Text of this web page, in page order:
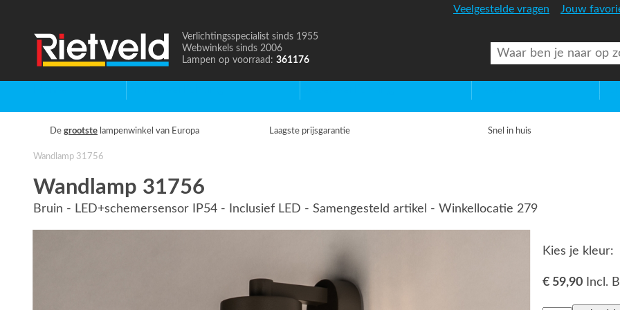
Veelgestelde vragen Jouw
Naar
de
Verlichtingsspecialist sinds 1955
Webwinkels sinds 2006
Lampen op voorraad: 361176
De grootste lampenwinkel van Europa Laagste prijsgarantie Snel in huis
Wandlamp 31756
Wandlamp 31756
Bruin - LED+schemersensor IP54 - Inclusief LED - Samengesteld artikel - Winkellocatie 279
Kies je kleur:
€ 59,90 Incl.